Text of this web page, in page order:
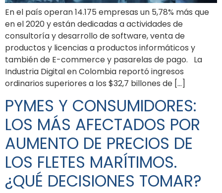
En el país operan 14.175 empresas un 5,78% más que
en el 2020 y están dedicadas a actividades de
consultoría y desarrollo de software, venta de
productos y licencias a productos informáticos y
también de E-commerce y pasarelas de pago. La
Industria Digital en Colombia reportó ingresos
ordinarios superiores a los $32,7 billones de […]
PYMES Y CONSUMIDORES:
LOS MÁS AFECTADOS POR
AUMENTO DE PRECIOS DE
LOS FLETES MARÍTIMOS.
¿QUÉ DECISIONES TOMAR?